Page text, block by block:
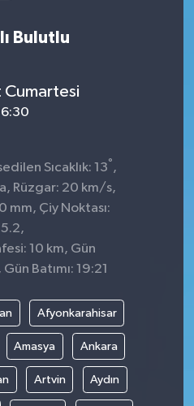
Bulutlu
Cumartesi
Sıcaklık: 13° ,
Rüzgar: 20 km/s,
mm, Çiy Noktası:
5.2,
10 km, Gün
Batımı: 19:21
Afyonkarahisar
Amasya Ankara
Artvin Aydın